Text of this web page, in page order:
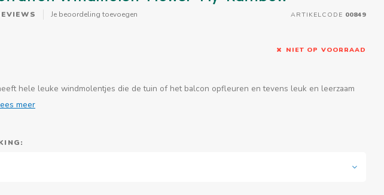
Je beoordeling toevoegen ARTIKELCODE 00849
NIET OP VOORRAAD
hele leuke windmolentjes die de tuin of het balcon opfleuren en tevens leuk en leerzaam
meer